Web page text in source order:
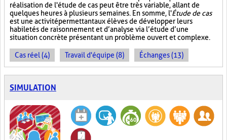
réalisation de l'étude de cas peut être très variable, allant de
quelques heures à plusieurs semaines. En somme, l'Étude de cas
est une activité permettant aux élèves de développer leurs
habiletés de raisonnement et d’analyse via l’étude d’une
situation concrète présentant un problème ouvert et complexe.
Cas réel (4) Travail d'équipe (8) Échanges (13)
SIMULATION